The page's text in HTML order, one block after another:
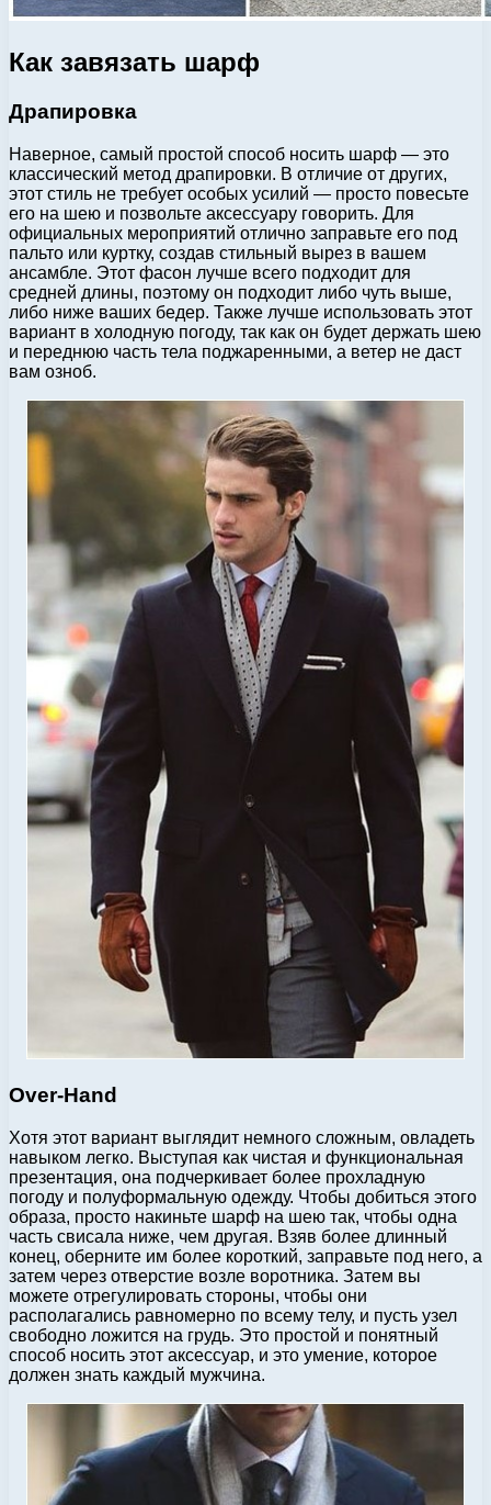
Как завязать шарф
Драпировка
Наверное, самый простой способ носить шарф — это
классический метод драпировки. В отличие от других,
этот стиль не требует особых усилий — просто повесьте
его на шею и позвольте аксессуару говорить. Для
официальных мероприятий отлично заправьте его под
пальто или куртку, создав стильный вырез в вашем
ансамбле. Этот фасон лучше всего подходит для
средней длины, поэтому он подходит либо чуть выше,
либо ниже ваших бедер. Также лучше использовать этот
вариант в холодную погоду, так как он будет держать шею
и переднюю часть тела поджаренными, а ветер не даст
вам озноб.
Over-Hand
Хотя этот вариант выглядит немного сложным, овладеть
навыком легко. Выступая как чистая и функциональная
презентация, она подчеркивает более прохладную
погоду и полуформальную одежду. Чтобы добиться этого
образа, просто накиньте шарф на шею так, чтобы одна
часть свисала ниже, чем другая. Взяв более длинный
конец, оберните им более короткий, заправьте под него, а
затем через отверстие возле воротника. Затем вы
можете отрегулировать стороны, чтобы они
располагались равномерно по всему телу, и пусть узел
свободно ложится на грудь. Это простой и понятный
способ носить этот аксессуар, и это умение, которое
должен знать каждый мужчина.